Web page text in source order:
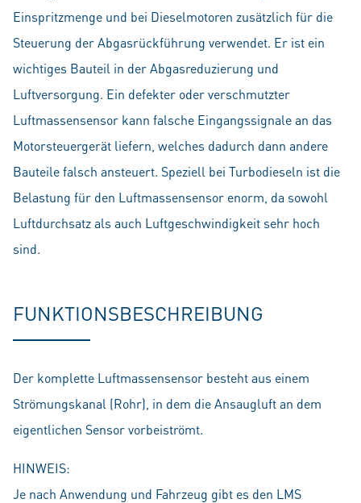
Einspritzmenge und bei Dieselmotoren zusätzlich für die
Steuerung der Abgasrückführung verwendet. Er ist ein
wichtiges Bauteil in der Abgasreduzierung und
Luftversorgung. Ein defekter oder verschmutzter
Luftmassensensor kann falsche Eingangssignale an das
Motorsteuergerät liefern, welches dadurch dann andere
Bauteile falsch ansteuert. Speziell bei Turbodieseln ist die
Belastung für den Luftmassensensor enorm, da sowohl
Luftdurchsatz als auch Luftgeschwindigkeit sehr hoch
sind.
FUNKTIONSBESCHREIBUNG
Der komplette Luftmassensensor besteht aus einem
Strömungskanal (Rohr), in dem die Ansaugluft an dem
eigentlichen Sensor vorbeiströmt.
HINWEIS:
Je nach Anwendung und Fahrzeug gibt es den LMS